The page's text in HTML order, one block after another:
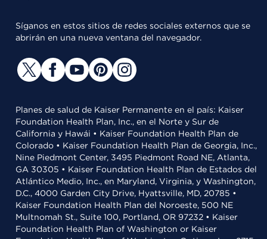
Síganos en estos sitios de redes sociales externos que se
abrirán en una nueva ventana del navegador.
Planes de salud de Kaiser Permanente en el país: Kaiser
Foundation Health Plan, Inc., en el Norte y Sur de
California y Hawái • Kaiser Foundation Health Plan de
Colorado • Kaiser Foundation Health Plan de Georgia, Inc.,
Nine Piedmont Center, 3495 Piedmont Road NE, Atlanta,
GA 30305 • Kaiser Foundation Health Plan de Estados del
Atlántico Medio, Inc., en Maryland, Virginia, y Washington,
D.C., 4000 Garden City Drive, Hyattsville, MD, 20785 •
Kaiser Foundation Health Plan del Noroeste, 500 NE
Multnomah St., Suite 100, Portland, OR 97232 • Kaiser
Foundation Health Plan of Washington or Kaiser